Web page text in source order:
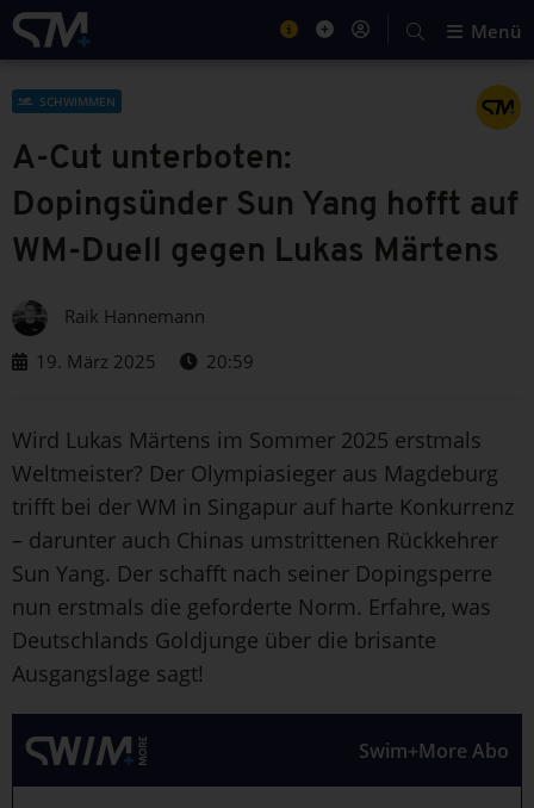
Menü
SCHWIMMEN
A-Cut unterboten:
Dopingsünder Sun Yang hofft auf
WM-Duell gegen Lukas Märtens
Raik Hannemann
19. März 2025
20:59
Wird Lukas Märtens im Sommer 2025 erstmals
Weltmeister? Der Olympiasieger aus Magdeburg
trifft bei der WM in Singapur auf harte Konkurrenz
– darunter auch Chinas umstrittenen Rückkehrer
Sun Yang. Der schafft nach seiner Dopingsperre
nun erstmals die geforderte Norm. Erfahre, was
Deutschlands Goldjunge über die brisante
Ausgangslage sagt!
Swim+More Abo